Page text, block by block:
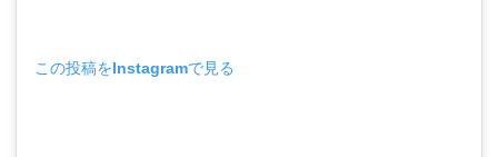
この投稿をInstagramで見る